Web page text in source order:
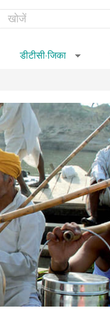
Search
डीटीसी-जिका